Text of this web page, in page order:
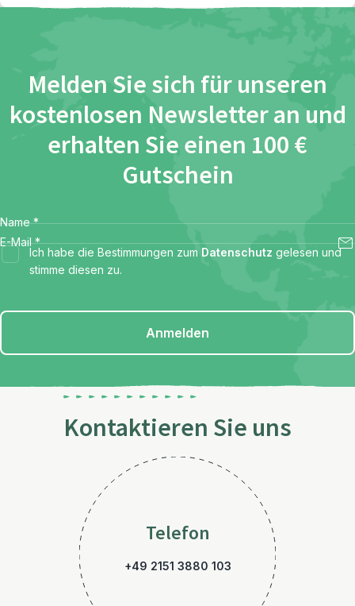
Melden Sie sich für unseren
kostenlosen Newsletter an und
erhalten Sie einen 100 €
Gutschein
Name *
E-Mail *
Ich habe die Bestimmungen zum Datenschutz gelesen und
stimme diesen zu.
Anmelden
Kontaktieren Sie uns
Telefon
+49 2151 3880 103